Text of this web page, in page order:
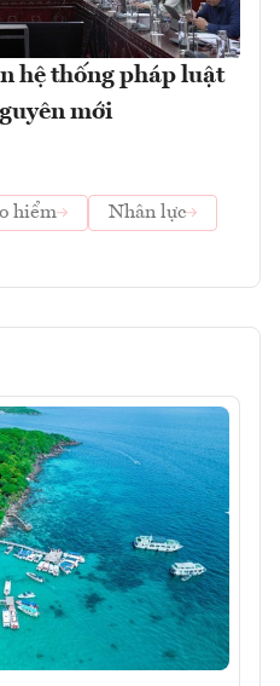
hệ thống pháp luật
mới
hiểm
Nhân lực